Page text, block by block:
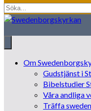
Om
Gudstjänst i
Bibelstudier
Våra andliga
Träffa